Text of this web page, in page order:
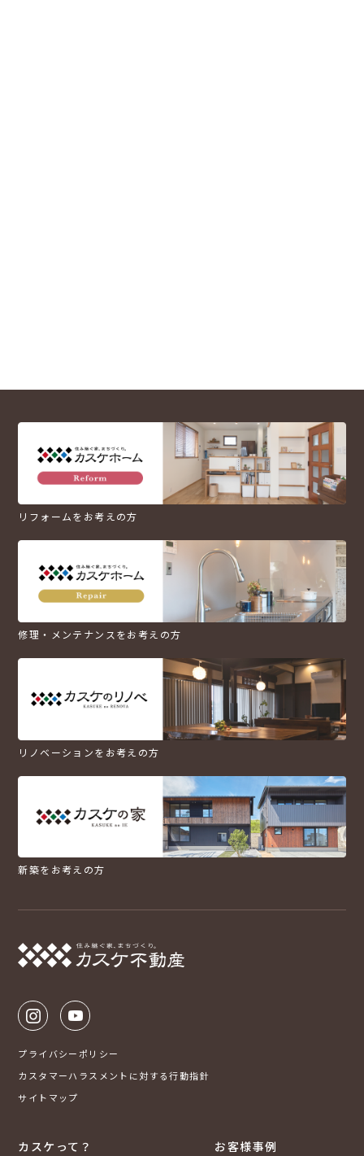
リフォームをお考えの方
修理・メンテナンスをお考えの方
リノベーションをお考えの方
新築をお考えの方
プライバシーポリシー
カスタマーハラスメントに対する行動指針
サイトマップ
カスケって？ お客様事例